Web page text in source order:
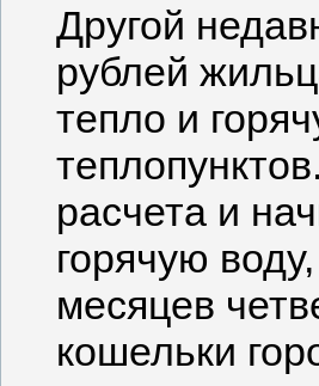
Другой
рублей
тепло и
расчета и
горячую
месяцев
кошельки